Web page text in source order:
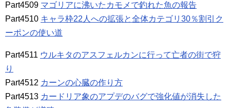
Part4509 マゴリアに沸いたカモメで釣れた魚の報告
Part4510 キャラ枠22人への拡張と全体カテゴリ30％割引ク
ーポンの使い道
Part4511 ウルキタのアスフェルカンに行って亡者の街で狩
り
Part4512 カーンの心臓の作り方
Part4513 カードリア象のアプデのバグで強化値が消失した